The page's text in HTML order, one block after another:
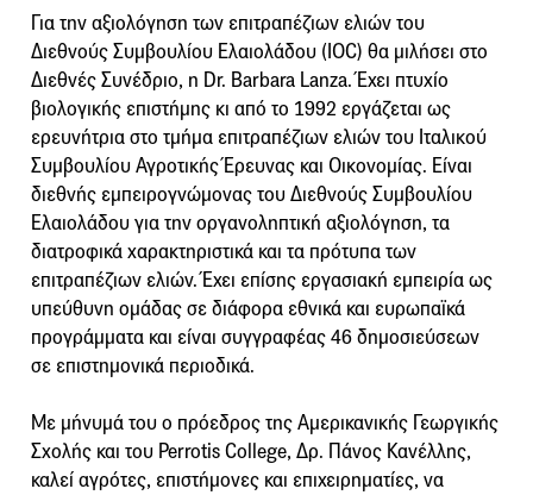
Για την αξιολόγηση των επιτραπέζιων ελιών του
Διεθνούς Συμβουλίου Ελαιολάδου (IOC) θα μιλήσει στο
Διεθνές Συνέδριο, η Dr. Barbara Lanza. Έχει πτυχίο
βιολογικής επιστήμης κι από το 1992 εργάζεται ως
ερευνήτρια στο τμήμα επιτραπέζιων ελιών του Ιταλικού
Συμβουλίου Αγροτικής Έρευνας και Οικονομίας. Είναι
διεθνής εμπειρογνώμονας του Διεθνούς Συμβουλίου
Ελαιολάδου για την οργανοληπτική αξιολόγηση, τα
διατροφικά χαρακτηριστικά και τα πρότυπα των
επιτραπέζιων ελιών. Έχει επίσης εργασιακή εμπειρία ως
υπεύθυνη ομάδας σε διάφορα εθνικά και ευρωπαϊκά
προγράμματα και είναι συγγραφέας 46 δημοσιεύσεων
σε επιστημονικά περιοδικά.
Με μήνυμά του ο πρόεδρος της Αμερικανικής Γεωργικής
Σχολής και του Perrotis College, Δρ. Πάνος Κανέλλης,
καλεί αγρότες, επιστήμονες και επιχειρηματίες, να